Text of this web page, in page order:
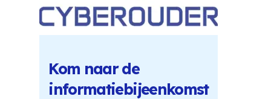
Kom naar de
informatiebijeenkomst